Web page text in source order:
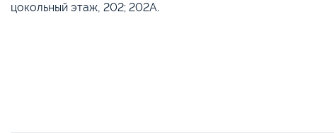
цокольный этаж, 202; 202А.